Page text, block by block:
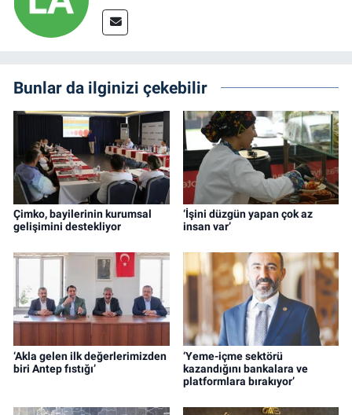
Bunlar da ilginizi çekebilir
Çimko, bayilerinin kurumsal
gelişimini destekliyor
‘İşini düzgün yapan çok az
insan var’
‘Akla gelen ilk değerlerimizden
biri Antep fıstığı’
‘Yeme-içme sektörü
kazandığını bankalara ve
platformlara bırakıyor’